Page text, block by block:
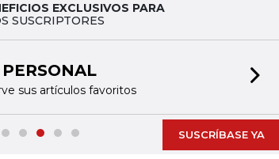
EXCLUSIVOS PARA
SUSCRIPTORES
sus artículos favoritos
SUSCRÍBASE YA